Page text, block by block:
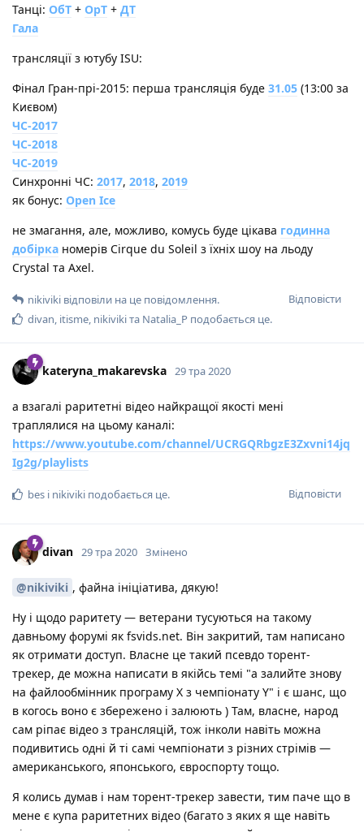
Танці: ОбТ + ОрТ + ДТ
Гала
трансляції з ютубу ISU:
Фінал Гран-прі-2015: перша трансляція буде 31.05 (13:00 за
Києвом)
ЧС-2017
ЧС-2018
ЧС-2019
Синхронні ЧС: 2017, 2018, 2019
як бонус: Open Ice
не змагання, але, можливо, комусь буде цікава годинна
добірка номерів Cirque du Soleil з їхніх шоу на льоду
Crystal та Axel.
Відповісти
nikiviki відповіли на це повідомлення.
divan, itisme, nikivikiта Natalia_P подобається це.
kateryna_makarevska 29 тра 2020
а взагалі раритетні відео найкращої якості мені
траплялися на цьому каналі:
https://www.youtube.com/channel/UCRGQRbgzE3Zxvni14jq
Ig2g/playlists
Відповісти
bes і nikiviki подобається це.
divan 29 тра 2020 Змінено
@nikiviki , файна ініціатива, дякую!
Ну і щодо раритету — ветерани тусуються на такому
давньому форумі як fsvids.net. Він закритий, там написано
як отримати доступ. Власне це такий псевдо торент-
трекер, де можна написати в якійсь темі "а залийте знову
на файлообмінник програму Х з чемпіонату Y" і є шанс, що
в когось воно є збережено і залюють ) Там, власне, народ
сам ріпає відео з трансляцій, тож інколи навіть можна
подивитись одні й ті самі чемпіонати з різних стрімів —
американського, японського, євроспорту тощо.
Я колись думав і нам торент-трекер завести, тим паче що в
мене є купа раритетних відео (багато з яких я ще навіть